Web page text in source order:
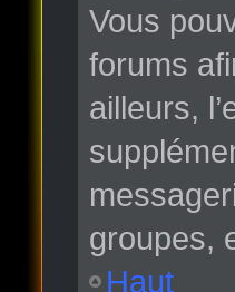
Vous
forums
ailleurs,
groupes,
Haut